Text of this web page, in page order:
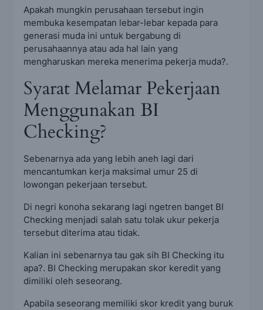
Apakah mungkin perusahaan tersebut ingin
membuka kesempatan lebar-lebar kepada para
generasi muda ini untuk bergabung di
perusahaannya atau ada hal lain yang
mengharuskan mereka menerima pekerja muda?.
Syarat Melamar Pekerjaan
Menggunakan BI
Checking?
Sebenarnya ada yang lebih aneh lagi dari
mencantumkan kerja maksimal umur 25 di
lowongan pekerjaan tersebut.
Di negri konoha sekarang lagi ngetren banget BI
Checking menjadi salah satu tolak ukur pekerja
tersebut diterima atau tidak.
Kalian ini sebenarnya tau gak sih BI Checking itu
apa?. BI Checking merupakan skor keredit yang
dimiliki oleh seseorang.
Apabila seseorang memiliki skor kredit yang buruk